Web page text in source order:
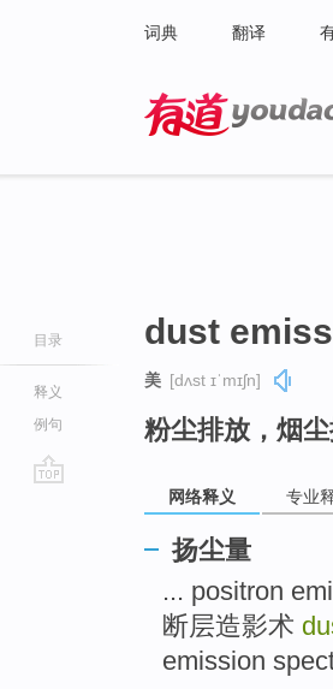
词典 翻译
目录
释义
例句
dust
美 [dʌst ɪˈmɪʃn]
粉尘排放，烟
网络释义 专业
扬尘量
... positron
断层造影术
emission